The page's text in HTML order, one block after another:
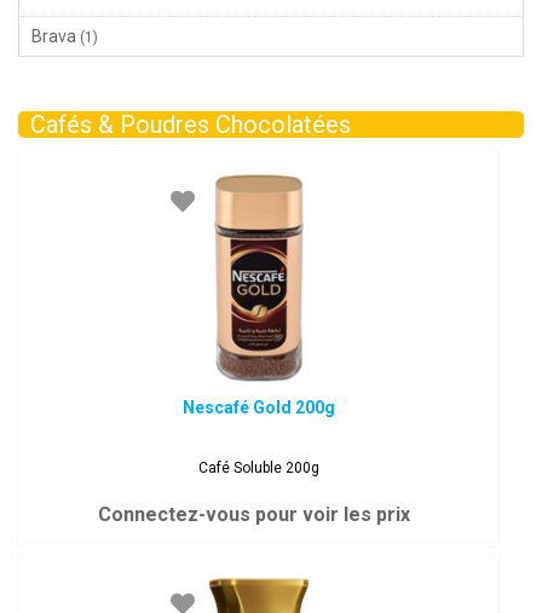
Brava (1)
Cafés & Poudres Chocolatées
Nescafé Gold 200g
Café Soluble 200g
Connectez-vous pour voir les prix